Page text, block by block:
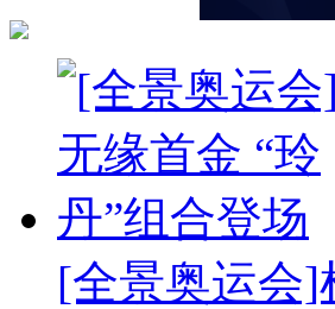
[全景奥运会]